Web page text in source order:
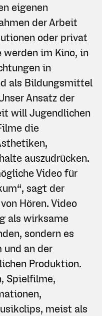
eigenen
der Arbeit
oder privat
im Kino, in
in
als Bildungsmittel
Ansatz der
will Jugendlichen
die
auszudrücken.
Video für
sagt der
Hören. Video
als wirksame
sondern es
und an der
Produktion.
Spielfilme,
meist als